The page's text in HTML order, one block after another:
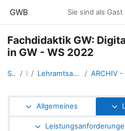
GWB Sie sind als
Fachdidaktik GW:
in GW - WS 2022
Startseite Kurse Lehramtsausbildung GW im Cluster Österreich Mitte
Abschnittsübersicht
Allgemeines